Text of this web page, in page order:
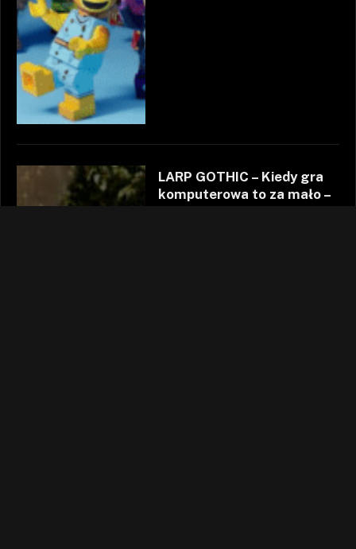
LARP GOTHIC – Kiedy gra
komputerowa to za mało –